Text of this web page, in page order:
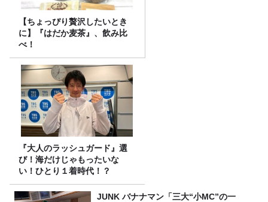
【ちょっぴり贅沢したいとき
に】『はだか麦茶』、飲み比
べ！
『大人のラッシュガード』選
び！海だけじゃもったいな
い！ひとり１着時代！？
JUNK バナナマン「三大“小MC”の一